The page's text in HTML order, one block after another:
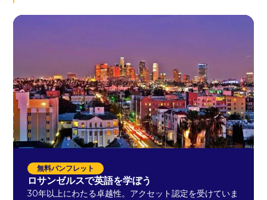
無料パンフレット
ロサンゼルスで英語を学ぼう
30年以上にわたる卓越性。アクセット認定を受けていま